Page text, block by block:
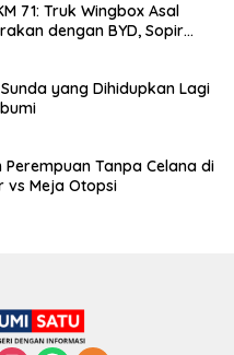
71: Truk Wingbox Asal
dengan BYD, Sopir
yang Dihidupkan Lagi
Tanpa Celana di
vs Meja Otopsi